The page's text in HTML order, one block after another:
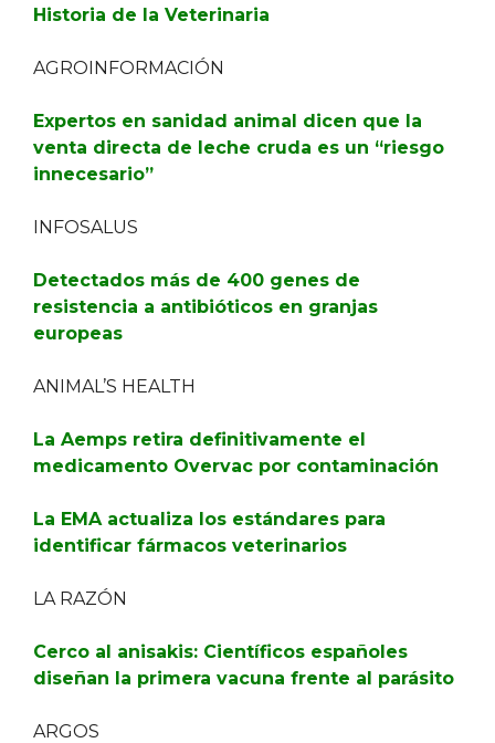
Historia de la Veterinaria
AGROINFORMACIÓN
Expertos en sanidad animal dicen que la
venta directa de leche cruda es un “riesgo
innecesario”
INFOSALUS
Detectados más de 400 genes de
resistencia a antibióticos en granjas
europeas
ANIMAL’S HEALTH
La Aemps retira definitivamente el
medicamento Overvac por contaminación
La EMA actualiza los estándares para
identificar fármacos veterinarios
LA RAZÓN
Cerco al anisakis: Científicos españoles
diseñan la primera vacuna frente al parásito
ARGOS